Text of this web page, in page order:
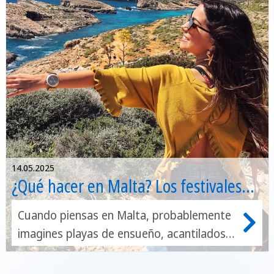
14.05.2025
¿Qué hacer en Malta? Los festivales
imprescindibles
Cuando piensas en Malta, probablemente
imagines playas de ensueño, acantilados
dorados y aguas cristalinas. Pero este